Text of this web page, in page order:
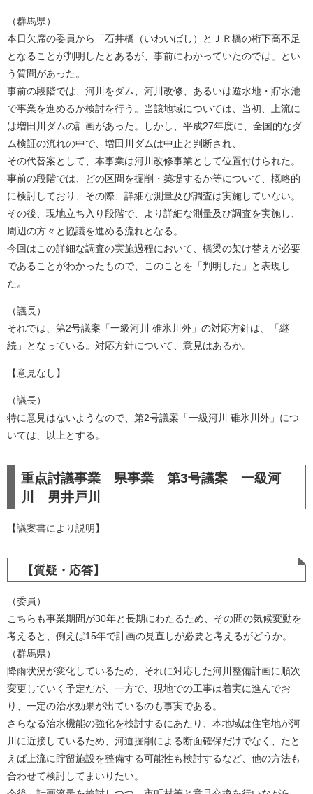
（群馬県）
本日欠席の委員から「石井橋（いわいばし）とＪＲ橋の桁下高不足
となることが判明したとあるが、事前にわかっていたのでは」とい
う質問があった。
事前の段階では、河川をダム、河川改修、あるいは遊水地・貯水池
で事業を進めるか検討を行う。当該地域については、当初、上流に
は増田川ダムの計画があった。しかし、平成27年度に、全国的なダ
ム検証の流れの中で、増田川ダムは中止と判断され、
その代替案として、本事業は河川改修事業として位置付けられた。
事前の段階では、どの区間を掘削・築堤するか等について、概略的
に検討しており、その際、詳細な測量及び調査は実施していない。
その後、現地立ち入り段階で、より詳細な測量及び調査を実施し、
周辺の方々と協議を進める流れとなる。
今回はこの詳細な調査の実施過程において、橋梁の架け替えが必要
であることがわかったもので、このことを「判明した」と表現し
た。​
（議長）
それでは、第2号議案「一級河川 碓氷川外」の対応方針は、「継
続」となっている。対応方針について、意見はあるか。
【意見なし】
（議長）
特に意見はないようなので、第2号議案「一級河川 碓氷川外」につ
いては、以上とする。
重点討議事業 県事業 第3号議案 一級河
川 男井戸川
【議案書により説明】
【質疑・応答】
（委員）
こちらも事業期間が30年と長期にわたるため、その間の気候変動を
考えると、例えば15年で計画の見直しが必要と考えるがどうか。
（群馬県）
降雨状況が変化しているため、それに対応した河川整備計画に順次
変更していく予定だが、一方で、現地での工事は着実に進んでお
り、一定の治水効果が出ているのも事実である。
さらなる治水機能の強化を検討するにあたり、本地域は住宅地が河
川に近接しているため、河道掘削による断面確保だけでなく、たと
えば上流に貯留施設を整備する可能性も検討するなど、他の方法も
合わせて検討してまいりたい。